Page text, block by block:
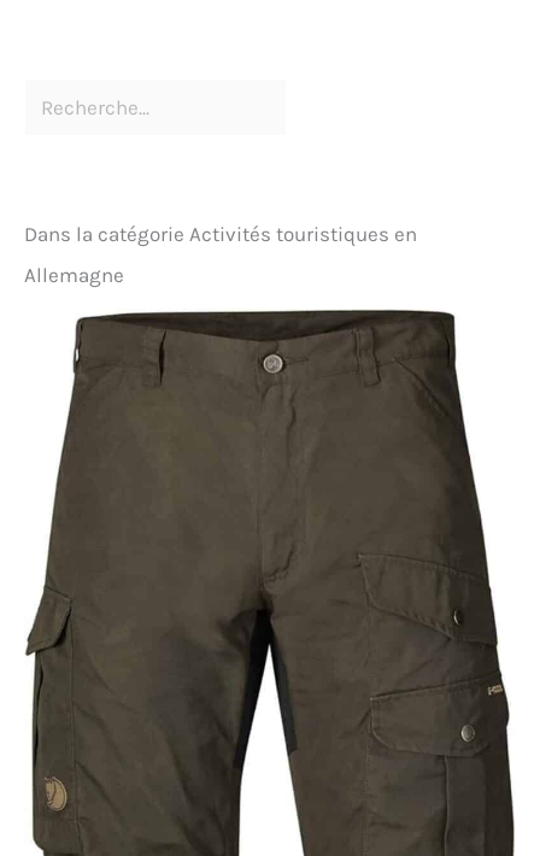
Dans la catégorie Activités touristiques en
Allemagne